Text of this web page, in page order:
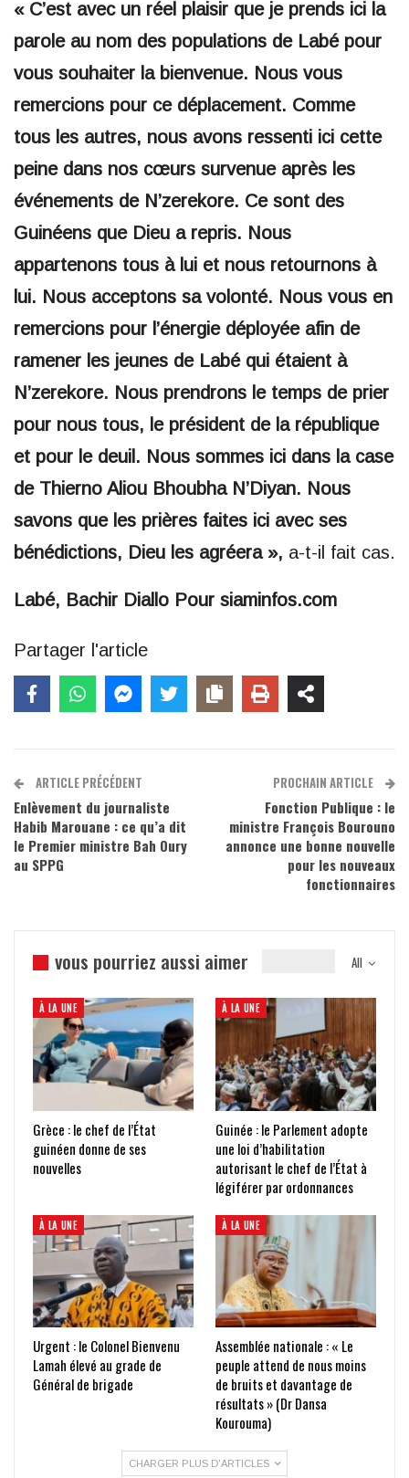
« C’est avec un réel plaisir que je prends ici la
parole au nom des populations de Labé pour
vous souhaiter la bienvenue. Nous vous
remercions pour ce déplacement. Comme
tous les autres, nous avons ressenti ici cette
peine dans nos cœurs survenue après les
événements de N’zerekore. Ce sont des
Guinéens que Dieu a repris. Nous
appartenons tous à lui et nous retournons à
lui. Nous acceptons sa volonté. Nous vous en
remercions pour l’énergie déployée afin de
ramener les jeunes de Labé qui étaient à
N’zerekore. Nous prendrons le temps de prier
pour nous tous, le président de la république
et pour le deuil. Nous sommes ici dans la case
de Thierno Aliou Bhoubha N’Diyan. Nous
savons que les prières faites ici avec ses
bénédictions, Dieu les agréera », a-t-il fait cas.
Labé, Bachir Diallo Pour siaminfos.com
Partager l'article
ARTICLE PRÉCÉDENT
Enlèvement du journaliste
Habib Marouane : ce qu’a dit
le Premier ministre Bah Oury
au SPPG
PROCHAIN ARTICLE
Fonction Publique : le
ministre François Bourouno
annonce une bonne nouvelle
pour les nouveaux
fonctionnaires
All
vous pourriez aussi aimer
À LA UNE
Grèce : le chef de l’État
guinéen donne de ses
nouvelles
À LA UNE
Guinée : le Parlement adopte
une loi d’habilitation
autorisant le chef de l’État à
légiférer par ordonnances
À LA UNE
Urgent : le Colonel Bienvenu
Lamah élevé au grade de
Général de brigade
À LA UNE
Assemblée nationale : « Le
peuple attend de nous moins
de bruits et davantage de
résultats » (Dr Dansa
Kourouma)
CHARGER PLUS D'ARTICLES